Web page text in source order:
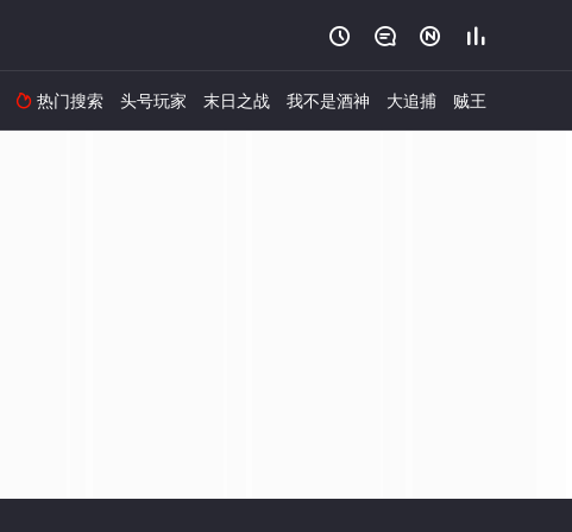
   
 热门搜索 头号玩家 末日之战 我不是酒神 大追捕 贼王